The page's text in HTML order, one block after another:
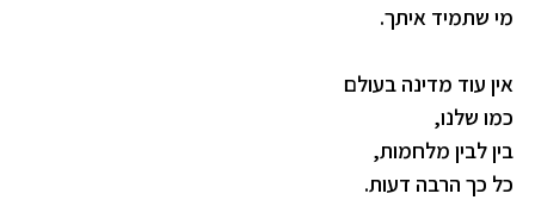
מי שתמיד איתך.
אין עוד מדינה בעולם
כמו שלנו,
בין לבין מלחמות,
כל כך הרבה דעות.